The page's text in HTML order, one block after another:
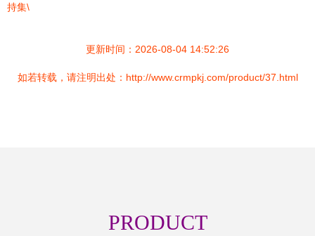
持集\
更新时间：2026-08-04 14:52:26
如若转载，请注明出处：http://www.crmpkj.com/product/37.html
PRODUCT